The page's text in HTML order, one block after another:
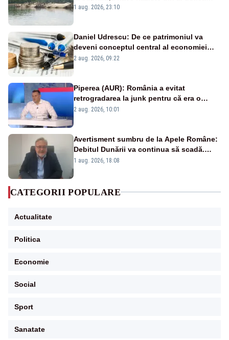
război mondial
1 aug. 2026, 23:10
Daniel Udrescu: De ce patrimoniul va
deveni conceptul central al economiei
viitoare?
2 aug. 2026, 09:22
Piperea (AUR): România a evitat
retrogradarea la junk pentru că era o
catastrofă pentru bănci și fondurile de
2 aug. 2026, 10:01
Avertisment sumbru de la Apele Române:
Debitul Dunării va continua să scadă.
Cernavodă s-ar putea închide în 4 zile
1 aug. 2026, 18:08
CATEGORII POPULARE
Actualitate
Politica
Economie
Social
Sport
Sanatate